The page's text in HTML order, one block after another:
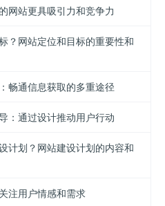
网站更具吸引力和竞争力
？网站定位和目标的重要性和
畅通信息获取的多重途径
：通过设计推动用户行动
计划？网站建设计划的内容和
注用户情感和需求